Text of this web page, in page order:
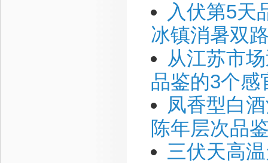
入伏第5天
冰镇消暑双
从江苏市
品鉴的3个感
凤香型白
陈年层次品
三伏天高